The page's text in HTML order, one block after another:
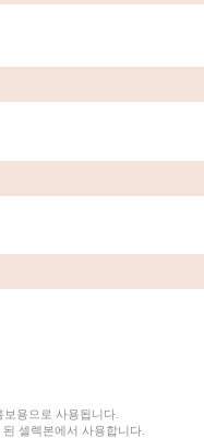
용으로 사용됩니다.
셀렉본에서 사용합니다.